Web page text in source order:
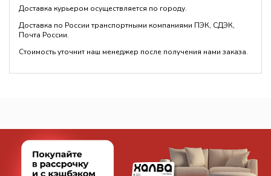
Доставка курьером осуществляется по городу.
Доставка по России транспортными компаниями ПЭК, СДЭК,
Почта России.
Стоимость уточнит наш менеджер после получения нами заказа.